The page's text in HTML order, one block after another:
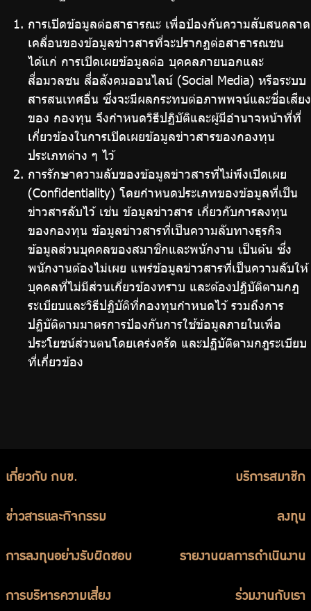
การเปิดข้อมูลต่อสาธารณะ เพื่อป้องกันความสับสนคลาด
เคลื่อนของข้อมูลข่าวสารที่จะปรากฏต่อสาธารณชน
ได้แก่ การเปิดเผยข้อมูลต่อ บุคคลภายนอกและ
สื่อมวลชน สื่อสังคมออนไลน์ (Social Media) หรือระบบ
สารสนเทศอื่น ซึ่งจะมีผลกระทบต่อภาพพจน์และชื่อเสียง
ของ กองทุน จึงกำหนดวิธีปฏิบัติและผู้มีอำนาจหน้าที่ที่
เกี่ยวข้องในการเปิดเผยข้อมูลข่าวสารของกองทุน
ประเภทต่าง ๆ ไว้
การรักษาความลับของข้อมูลข่าวสารที่ไม่พึงเปิดเผย
(Confidentiality) โดยกำหนดประเภทของข้อมูลที่เป็น
ข่าวสารลับไว้ เช่น ข้อมูลข่าวสาร เกี่ยวกับการลงทุน
ของกองทุน ข้อมูลข่าวสารที่เป็นความลับทางธุรกิจ
ข้อมูลส่วนบุคคลของสมาชิกและพนักงาน เป็นต้น ซึ่ง
พนักงานต้องไม่เผย แพร่ข้อมูลข่าวสารที่เป็นความลับให้
บุคคลที่ไม่มีส่วนเกี่ยวข้องทราบ และต้องปฏิบัติตามกฎ
ระเบียบและวิธีปฏิบัติที่กองทุนกำหนดไว้ รวมถึงการ
ปฏิบัติตามมาตรการป้องกันการใช้ข้อมูลภายในเพื่อ
ประโยชน์ส่วนตนโดยเคร่งครัด และปฏิบัติตามกฎระเบียบ
ที่เกี่ยวข้อง
เกี่ยวกับ กบข. บริการสมาชิก
ข่าวสารและกิจกรรม ลงทุน
การลงทุนอย่างรับผิดชอบ รายงานผลการดำเนินงาน
การบริหารความเสี่ยง ร่วมงานกับเรา